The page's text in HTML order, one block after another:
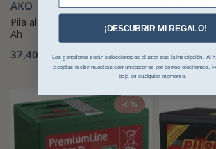
AKO
Pila alcalina AKO 9 voltios 170
Ah
37,40 €
HORIZONT
Batería
AB170 9 V -
44,99 €
-6%
¡DESCUBRIR MI REGALO!
Los ganadores serán seleccionados al azar tras la inscripción. Al
aceptas recibir nuestras comunicaciones por correo electrónico.
baja en cualquier momento.